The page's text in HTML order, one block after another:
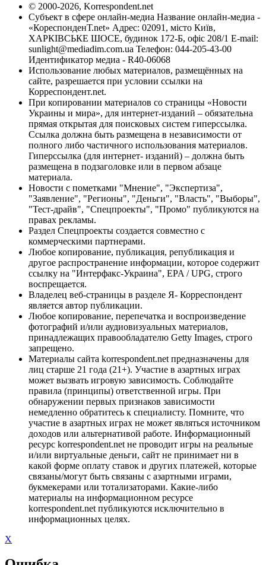
© 2000-2026, Korrespondent.net
Субъект в сфере онлайн-медиа Название онлайн-медиа -
«КореспонденТ.net» Адрес: 02091, місто Київ,
ХАРКІВСЬКЕ ШОСЕ, будинок 172-Б, офіс 208/1 E-mail:
sunlight@mediadim.com.ua Телефон: 044-205-43-00
Идентификатор медиа - R40-06068
Использование любых материалов, размещённых на
сайте, разрешается при условии ссылки на
Корреспондент.net.
При копировании материалов со страницы «Новости
Украины и мира», для интернет-изданий – обязательна
прямая открытая для поисковых систем гиперссылка.
Ссылка должна быть размещена в независимости от
полного либо частичного использования материалов.
Гиперссылка (для интернет- изданий) – должна быть
размещена в подзаголовке или в первом абзаце
материала.
Новости с пометками "Мнение", "Экспертиза",
"Заявление", "Регионы", "Деньги", "Власть", "Выборы",
"Тест-драйв", "Спецпроекты", "Промо" публикуются на
правах рекламы.
Раздел Спецпроекты создается совместно с
коммерческими партнерами.
Любое копирование, публикация, републикация и
другое распространение информации, которое содержит
ссылку на "Интерфакс-Украина", EPA / UPG, строго
воспрещается.
Владелец веб-страницы в разделе Я- Корреспондент
является автор публикации.
Любое копирование, перепечатка и воспроизведение
фотографий и/или аудиовизуальных материалов,
принадлежащих правообладателю Getty Images, строго
запрещено.
Материалы сайта korrespondent.net предназначены для
лиц старше 21 года (21+). Участие в азартных играх
может вызвать игровую зависимость. Соблюдайте
правила (принципы) ответственной игры. При
обнаружении первых признаков зависимости
немедленно обратитесь к специалисту. Помните, что
участие в азартных играх не может являться источником
доходов или альтернативой работе. Информационный
ресурс korrespondent.net не проводит игры на реальные
и/или виртуальные деньги, сайт не принимает ни в
какой форме оплату ставок и других платежей, которые
связаны/могут быть связаны с азартными играми,
букмекерами или тотализаторами. Какие-либо
материалы на информационном ресурсе
korrespondent.net публикуются исключительно в
информационных целях.
X